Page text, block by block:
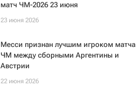
матч ЧМ-2026 23 июня
23 июня 2026
Месси признан лучшим игроком матча
ЧМ между сборными Аргентины и
Австрии
22 июня 2026